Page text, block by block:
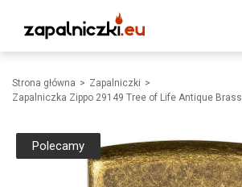
Strona główna
Zapalniczki
Zapalniczka Zippo 29149 Tree of Life Antique Brass
Polecamy